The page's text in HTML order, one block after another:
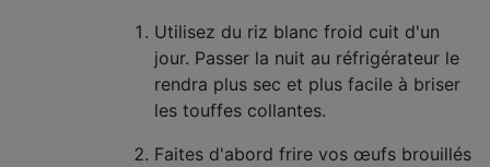
Utilisez du riz blanc froid cuit d'un
jour. Passer la nuit au réfrigérateur le
rendra plus sec et plus facile à briser
les touffes collantes.
Faites d'abord frire vos œufs brouillés